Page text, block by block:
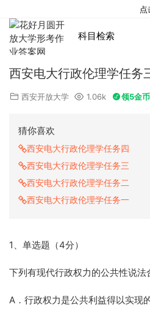
科目检索
西安电大行政伦理学任务
西安开放大学 1.06k 领5金币
猜你喜欢
西安电大行政伦理学任务四
西安电大行政伦理学任务三
西安电大行政伦理学任务二
西安电大行政伦理学任务一
1、单选题（4分）
下列有现代行政权力的公共性说法
A．行政权力是公共利益得以实现